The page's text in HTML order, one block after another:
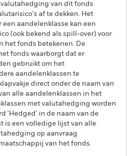
van dit fonds
af te dekken. Het
aandelenklasse kan een
(ook bekend als spill-over) voor
het fonds betekenen. De
fonds waarborgt dat er
gebruikt om het
aandelenklassen te
direct onder de naam van
alle aandelenklassen in het
met valutahedging worden
'Hedged' in de naam van de
is een volledige lijst van alle
op aanvraag
van het fonds.